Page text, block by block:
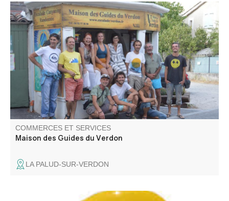
Basés depuis 1984 à la Palud, au cœur des Gorges du
Verdon, la Maison des Guides est idéalement placée pour
vous proposer, pendant toute l'année, un large éventail
d'activités en escalade, descente de canyon, parcours
aventure et randonnée pédestre.
COMMERCES ET SERVICES
Maison des Guides du Verdon
LA PALUD-SUR-VERDON